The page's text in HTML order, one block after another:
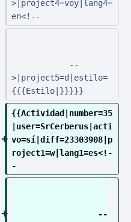
e
d
c
ó
>|project4=voy|lang4=
en<!--
--
>|project5=d|estilo=
{{{Estilo|}}}}}
{{Actividad|number=35
|user=SrCerberus|acti
vo=sí|diff=23303908|p
roject1=w|lang1=es<!-
-
--